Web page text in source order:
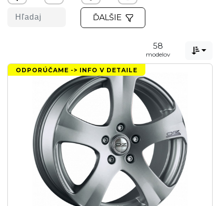
ĎALŠIE
58
modelov 
ODPORÚČAME -> INFO V DETAILE